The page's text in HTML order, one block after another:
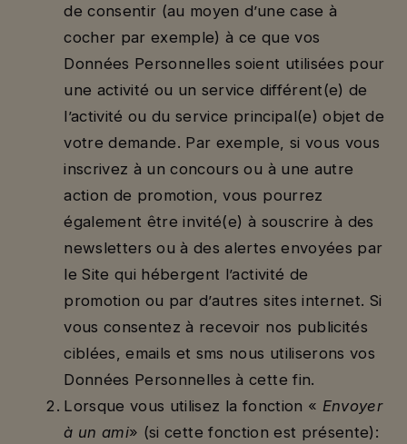
de consentir (au moyen d’une case à
cocher par exemple) à ce que vos
Données Personnelles soient utilisées pour
une activité ou un service différent(e) de
l’activité ou du service principal(e) objet de
votre demande. Par exemple, si vous vous
inscrivez à un concours ou à une autre
action de promotion, vous pourrez
également être invité(e) à souscrire à des
newsletters ou à des alertes envoyées par
le Site qui hébergent l’activité de
promotion ou par d’autres sites internet. Si
vous consentez à recevoir nos publicités
ciblées, emails et sms nous utiliserons vos
Données Personnelles à cette fin.
Lorsque vous utilisez la fonction « Envoyer
à un ami» (si cette fonction est présente):